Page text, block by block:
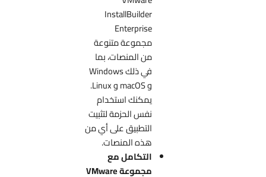
InstallBuilder
Enterprise
مجموعة متنوعة
من المنصات، بما
في ذلك Windows
و macOS و Linux.
يمكنك استخدام
نفس الحزمة لتثبيت
التطبيق على أي من
هذه المنصات.
التكامل مع
مجموعة VMware